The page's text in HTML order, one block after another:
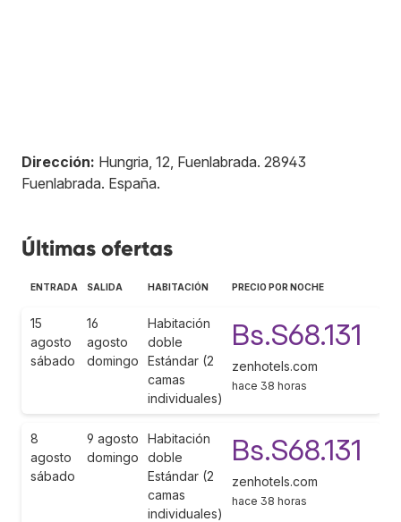
Dirección: Hungria, 12, Fuenlabrada. 28943
Fuenlabrada. España.
Últimas ofertas
ENTRADA SALIDA HABITACIÓN PRECIO POR NOCHE
15
agosto
sábado
16
agosto
domingo
Habitación
doble
Estándar (2
camas
individuales)
Bs.S68.131
zenhotels.com
hace 38 horas
8
agosto
sábado
9 agosto
domingo
Habitación
doble
Estándar (2
camas
individuales)
Bs.S68.131
zenhotels.com
hace 38 horas